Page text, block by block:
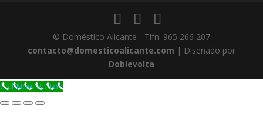
© Doméstico Alicante - Tlfn. 965 266 207
contacto@domesticoalicante.com | Diseñado por
Doblevolta
Call Now Button